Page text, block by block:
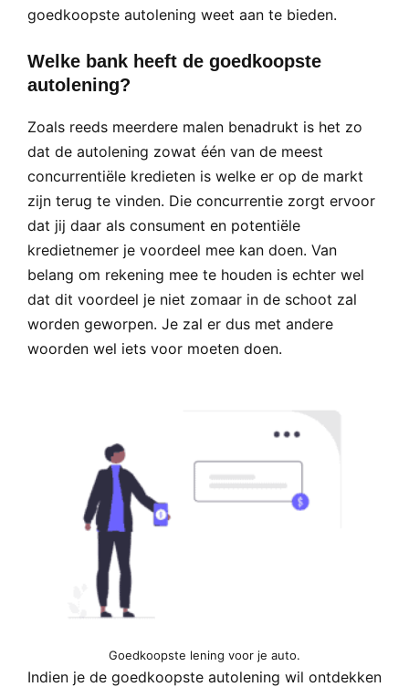
goedkoopste autolening weet aan te bieden.
Welke bank heeft de goedkoopste
autolening?
Zoals reeds meerdere malen benadrukt is het zo
dat de autolening zowat één van de meest
concurrentiële kredieten is welke er op de markt
zijn terug te vinden. Die concurrentie zorgt ervoor
dat jij daar als consument en potentiële
kredietnemer je voordeel mee kan doen. Van
belang om rekening mee te houden is echter wel
dat dit voordeel je niet zomaar in de schoot zal
worden geworpen. Je zal er dus met andere
woorden wel iets voor moeten doen.
Goedkoopste lening voor je auto.
Indien je de goedkoopste autolening wil ontdekken